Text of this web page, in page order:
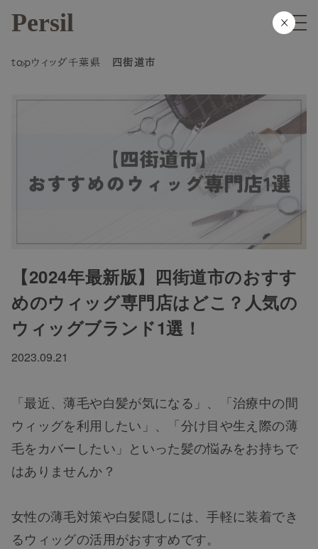
Persil
topウィッグ 千葉県 四街道市
【2024年最新版】四街道市のおすす
めのウィッグ専門店はどこ？人気の
ウィッグブランド1選！
2023.09.21
「最近、薄毛や白髪が気になる」、「治療中の間
ウィッグを利用したい」、「分け目や生え際の薄
毛をカバーしたい」といった髪の悩みをお持ちで
はありませんか？
女性の薄毛対策や白髪隠しには、手軽に装着でき
るウィッグの活用がおすすめです。
×